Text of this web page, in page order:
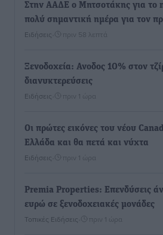
Στην ΑΑΔΕ ο Μητσοτάκης για το
πολύ σημαντική ημέρα για τον
Ειδήσεις πριν 58 λεπτά
Ξενοδοχεία: Ανοδος 10% στον
διανυκτερεύσεις
Ειδήσεις πριν 1 ώρα
Οι πρώτες εικόνες του νέου
Ελλάδα και θα πετά και νύχτα
Ειδήσεις πριν 1 ώρα
Premia Properties: Επενδύσεις
ευρώ σε ξενοδοχειακές μονάδες
Τοπικές Ειδήσεις πριν 1 ώρα